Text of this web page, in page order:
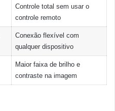
Controle total sem usar o
controle remoto
Conexão flexível com
qualquer dispositivo
Maior faixa de brilho e
contraste na imagem